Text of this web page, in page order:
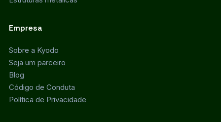
Empresa
Sobre a Kyodo
Seja um parceiro
Blog
Código de Conduta
Política de Privacidade